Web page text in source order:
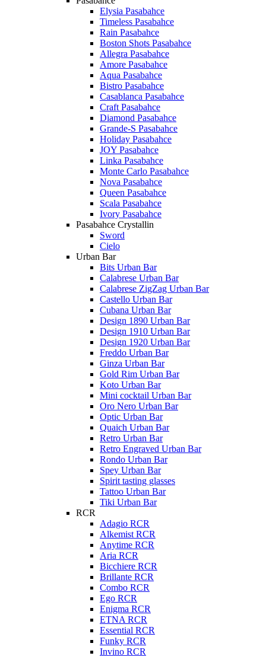
Elysia Pasabahce
Timeless Pasabahce
Rain Pasabahce
Boston Shots Pasabahce
Allegra Pasabahce
Amore Pasabahce
Aqua Pasabahce
Bistro Pasabahce
Casablanca Pasabahce
Craft Pasabahce
Diamond Pasabahce
Grande-S Pasabahce
Holiday Pasabahce
JOY Pasabahce
Linka Pasabahce
Monte Carlo Pasabahce
Nova Pasabahce
Queen Pasabahce
Scala Pasabahce
Ivory Pasabahce
Pasabahce Crystallin
Sword
Cielo
Urban Bar
Bits Urban Bar
Calabrese Urban Bar
Calabrese ZigZag Urban Bar
Castello Urban Bar
Cubana Urban Bar
Design 1890 Urban Bar
Design 1910 Urban Bar
Design 1920 Urban Bar
Freddo Urban Bar
Ginza Urban Bar
Gold Rim Urban Bar
Koto Urban Bar
Mini cocktail Urban Bar
Oro Nero Urban Bar
Optic Urban Bar
Quaich Urban Bar
Retro Urban Bar
Retro Engraved Urban Bar
Rondo Urban Bar
Spey Urban Bar
Spirit tasting glasses
Tattoo Urban Bar
Tiki Urban Bar
RCR
Adagio RCR
Alkemist RCR
Anytime RCR
Aria RCR
Bicchiere RCR
Brillante RCR
Combo RCR
Ego RCR
Enigma RCR
ETNA RCR
Essential RCR
Funky RCR
Invino RCR